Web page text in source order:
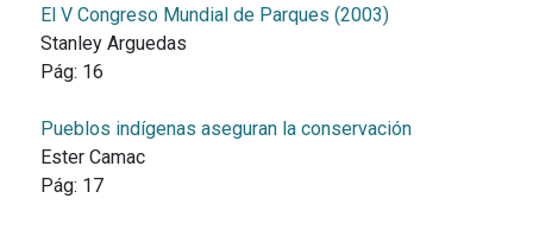
El V Congreso Mundial de Parques (2003)
Stanley Arguedas
Pág: 16
Pueblos indígenas aseguran la conservación
Ester Camac
Pág: 17